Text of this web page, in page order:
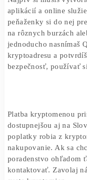
Bratislave môžeš
zaplatiť Bitcoinom.
accepted here“
Ako začať
aplikácií a online
peňaženky si do
na rôznych
jednoducho
kryptoadresu a
bezpečnosť,